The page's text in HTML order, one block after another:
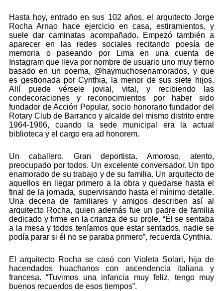
Hasta hoy, entrado en sus 102 años, el arquitecto Jorge
Rocha Arnao hace ejercicio en casa, estiramientos, y
suele dar caminatas acompañado. Empezó también a
aparecer en las redes sociales recitando poesía de
memoria o paseando por Lima en una cuenta de
Instagram que lleva por nombre de usuario uno muy tierno
basado en un poema, @haymuchosenamorados, y que
es gestionada por Cynthia, la menor de sus siete hijos.
Allí puede vérsele jovial, vital, y recibiendo las
condecoraciones y reconocimientos por haber sido
fundador de Acción Popular, socio honorario fundador del
Rotary Club de Barranco y alcalde del mismo distrito entre
1964-1966, cuando la sede municipal era la actual
biblioteca y el cargo era ad honorem.
Un caballero. Gran deportista. Amoroso, atento,
preocupado por todos. Un excelente conversador. Un tipo
enamorado de su trabajo y de su familia. Un arquitecto de
aquellos en llegar primero a la obra y quedarse hasta el
final de la jornada, supervisando hasta el mínimo detalle.
Una decena de familiares y amigos describen así al
arquitecto Rocha, quien además fue un padre de familia
dedicado y firme en la crianza de su prole. “Él se sentaba
a la mesa y todos teníamos que estar sentados, nadie se
podía parar si él no se paraba primero”, recuerda Cynthia.
El arquitecto Rocha se casó con Violeta Solari, hija de
hacendados huachanos con ascendencia italiana y
francesa. “Tuvimos una infancia muy feliz, tengo muy
buenos recuerdos de esos tiempos”.